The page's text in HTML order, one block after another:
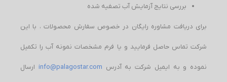
‌بررسی نتایج آزمایش آب تصفیه شده
برای دریافت مشاوره رایگان در خصوص سفارش محصولات ، با این
شرکت تماس حاصل فرمایید و یا فرم مشخصات نمونه آب را تکمیل
نموده و به ایمیل شرکت به آدرسinfo@palagostar.comارسال